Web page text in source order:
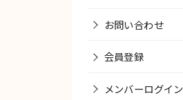
お問い合わせ
会員登録
メンバーログイン